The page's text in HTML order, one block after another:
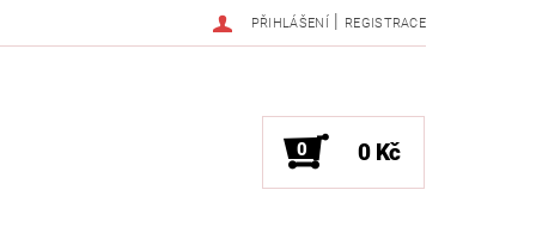
PŘIHLÁŠENÍ | REGISTRACE
0 0 Kč